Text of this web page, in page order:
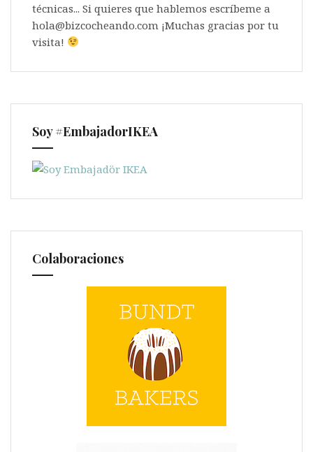
técnicas... Si quieres que hablemos escríbeme a
hola@bizcocheando.com ¡Muchas gracias por tu
visita!
Soy #EmbajadorIKEA
Colaboraciones